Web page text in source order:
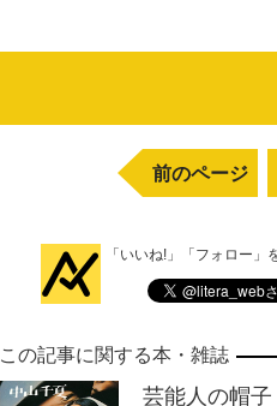
前のページ
「いいね!」「フォロー
この記事に関する本・雑誌
芸能人の帽